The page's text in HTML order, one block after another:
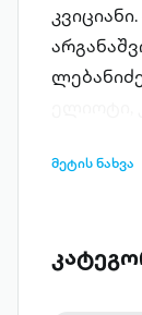
მეტის ნახვა